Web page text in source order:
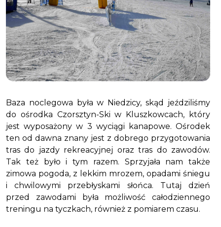
Baza noclegowa była w Niedzicy, skąd jeździliśmy
do ośrodka Czorsztyn-Ski w Kluszkowcach, który
jest wyposażony w 3 wyciągi kanapowe. Ośrodek
ten od dawna znany jest z dobrego przygotowania
tras do jazdy rekreacyjnej oraz tras do zawodów.
Tak też było i tym razem. Sprzyjała nam także
zimowa pogoda, z lekkim mrozem, opadami śniegu
i chwilowymi przebłyskami słońca. Tutaj dzień
przed zawodami była możliwość całodziennego
treningu na tyczkach, również z pomiarem czasu.